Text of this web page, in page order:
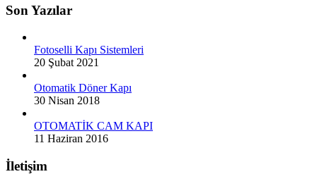
Son Yazılar
Fotoselli Kapı Sistemleri
20 Şubat 2021
Otomatik Döner Kapı
30 Nisan 2018
OTOMATİK CAM KAPI
11 Haziran 2016
İletişim